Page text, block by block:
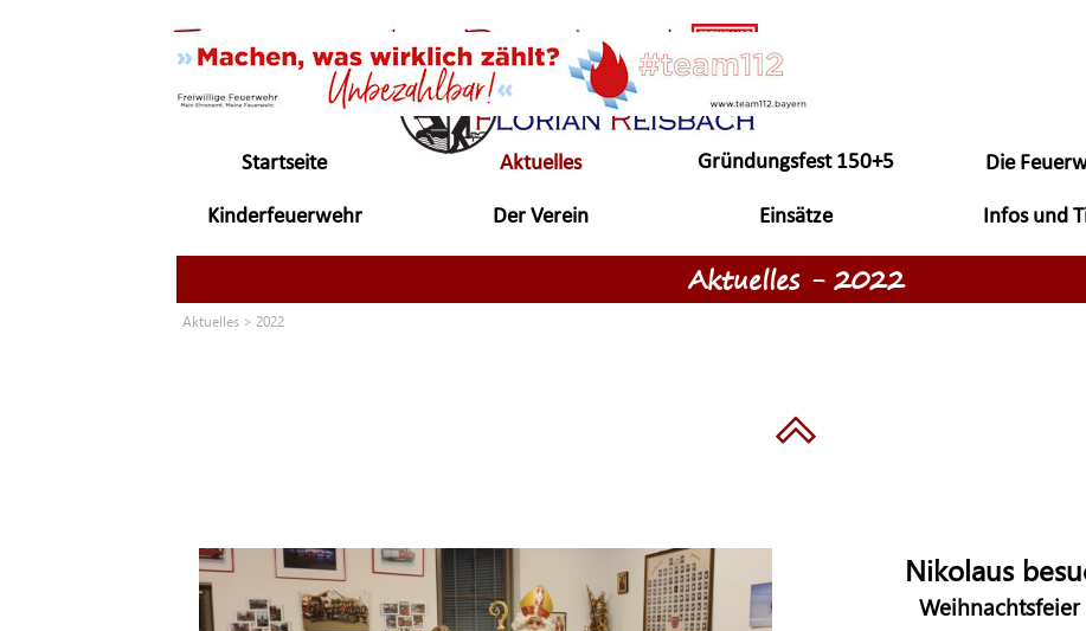
Menü überspringen
Startseite Aktuelles ▼
Gründungsfest 150+5
▼
Die
Kinderfeuerwehr ▼
Der Verein ▼
Einsätze ▼
Infos und
Aktuelles - 2022
Aktuelles >2022
Nikolaus